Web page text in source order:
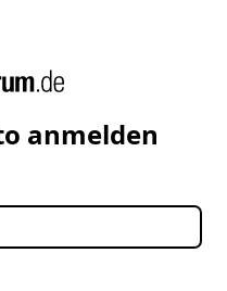
anmelden